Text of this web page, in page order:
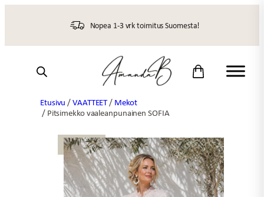
Nopea 1-3 vrk toimitus Suomesta!
Etusivu /VAATTEET/ Mekot
/ Pitsimekko vaaleanpunainen SOFIA
UUTTA